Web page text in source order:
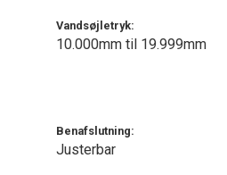
Vandsøjletryk:
10.000mm til 19.999mm
Benafslutning:
Justerbar